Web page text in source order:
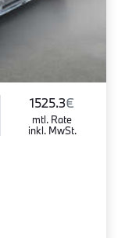
1525.3€
mtl. Rate
inkl. MwSt.